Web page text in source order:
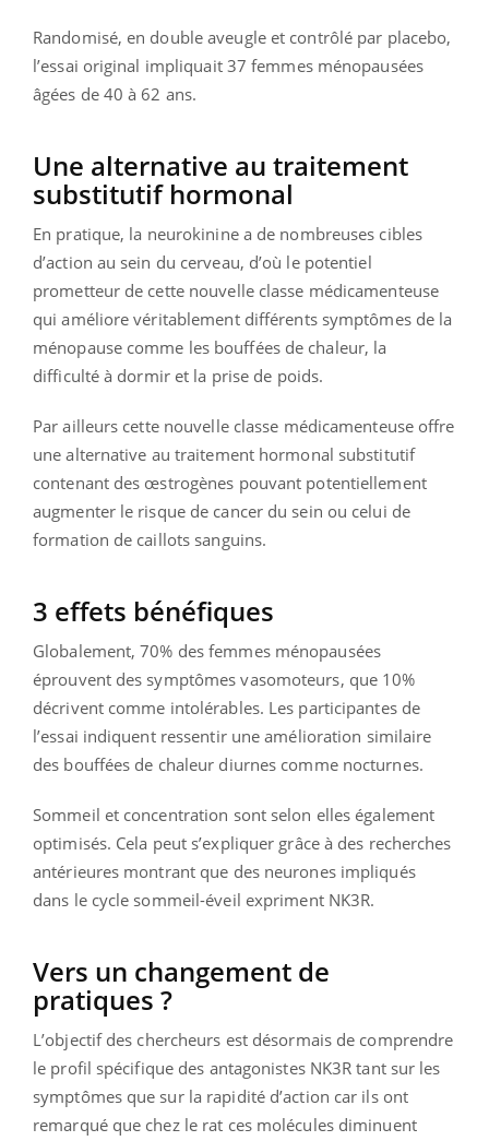
Randomisé, en double aveugle et contrôlé par placebo,
l’essai original impliquait 37 femmes ménopausées
âgées de 40 à 62 ans.
Une alternative au traitement
substitutif hormonal
En pratique, la neurokinine a de nombreuses cibles
d’action au sein du cerveau, d’où le potentiel
prometteur de cette nouvelle classe médicamenteuse
qui améliore véritablement différents symptômes de la
ménopause comme les bouffées de chaleur, la
difficulté à dormir et la prise de poids.
Par ailleurs cette nouvelle classe médicamenteuse offre
une alternative au traitement hormonal substitutif
contenant des œstrogènes pouvant potentiellement
augmenter le risque de cancer du sein ou celui de
formation de caillots sanguins.
3 effets bénéfiques
Globalement, 70% des femmes ménopausées
éprouvent des symptômes vasomoteurs, que 10%
décrivent comme intolérables. Les participantes de
l’essai indiquent ressentir une amélioration similaire
des bouffées de chaleur diurnes comme nocturnes.
Sommeil et concentration sont selon elles également
optimisés. Cela peut s’expliquer grâce à des recherches
antérieures montrant que des neurones impliqués
dans le cycle sommeil-éveil expriment NK3R.
Vers un changement de
pratiques ?
L’objectif des chercheurs est désormais de comprendre
le profil spécifique des antagonistes NK3R tant sur les
symptômes que sur la rapidité d’action car ils ont
remarqué que chez le rat ces molécules diminuent